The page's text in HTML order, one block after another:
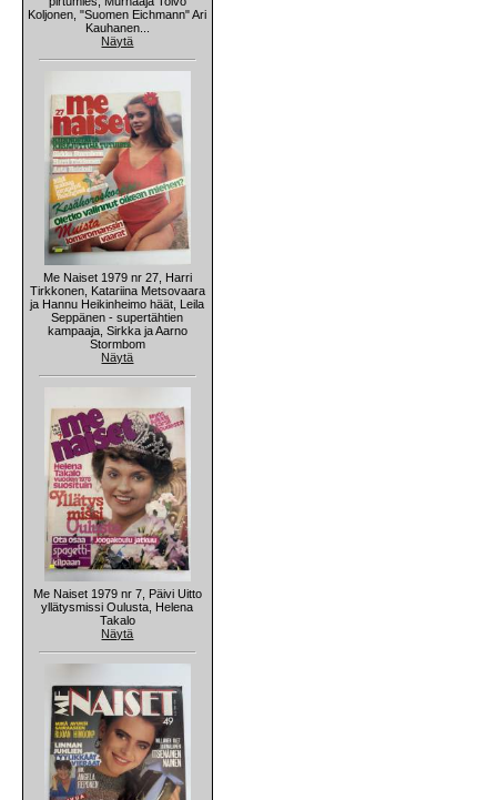
Koljonen, "Suomen Eichmann" Ari
Kauhanen...
Näytä
Me Naiset 1979 nr 27, Harri
Tirkkonen, Katariina Metsovaara
ja Hannu Heikinheimo häät, Leila
Seppänen - supertähtien
kampaaja, Sirkka ja Aarno
Stormbom
Näytä
Me Naiset 1979 nr 7, Päivi Uitto
yllätysmissi Oulusta, Helena
Takalo
Näytä